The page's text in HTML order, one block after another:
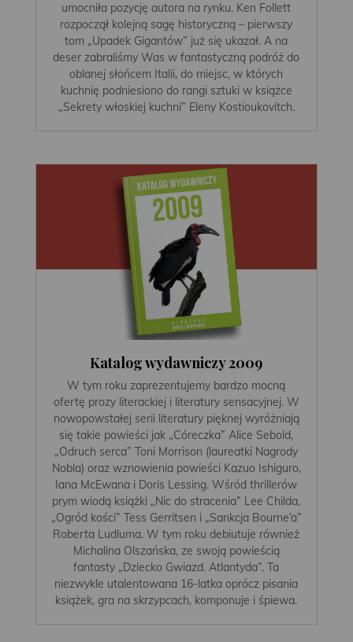
umocniła pozycję autora na rynku. Ken Follett
rozpoczął kolejną sagę historyczną – pierwszy
tom „Upadek Gigantów” już się ukazał. A na
deser zabraliśmy Was w fantastyczną podróż do
oblanej słońcem Italii, do miejsc, w których
kuchnię podniesiono do rangi sztuki w książce
„Sekrety włoskiej kuchni” Eleny Kostioukovitch.
Katalog wydawniczy 2009
W tym roku zaprezentujemy bardzo mocną
ofertę prozy literackiej i literatury sensacyjnej. W
nowopowstałej serii literatury pięknej wyróżniają
się takie powieści jak „Córeczka” Alice Sebold,
„Odruch serca” Toni Morrison (laureatki Nagrody
Nobla) oraz wznowienia powieści Kazuo Ishiguro,
Iana McEwana i Doris Lessing. Wśród thrillerów
prym wiodą książki „Nic do stracenia” Lee Childa,
„Ogród kości” Tess Gerritsen i „Sankcja Bourne’a”
Roberta Ludluma. W tym roku debiutuje również
Michalina Olszańska, ze swoją powieścią
fantasty „Dziecko Gwiazd. Atlantyda”. Ta
niezwykle utalentowana 16-latka oprócz pisania
książek, gra na skrzypcach, komponuje i śpiewa.